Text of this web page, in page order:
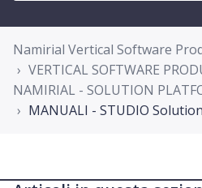
Namirial Vertical Software
VERTICAL SOFTWARE
NAMIRIAL - SOLUTION
MANUALI - STUDIO